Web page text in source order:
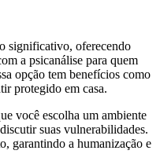
significativo, oferecendo
a psicanálise para quem
opção tem benefícios como
protegido em casa.
você escolha um ambiente
suas vulnerabilidades.
garantindo a humanização e